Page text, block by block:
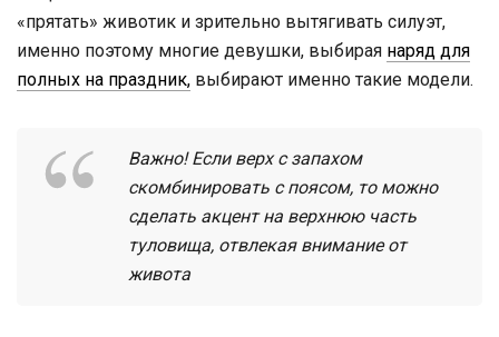
«прятать» животик и зрительно вытягивать силуэт,
именно поэтому многие девушки, выбирая наряд для
полных на праздник, выбирают именно такие модели.
Важно! Если верх с запахом
скомбинировать с поясом, то можно
сделать акцент на верхнюю часть
туловища, отвлекая внимание от
живота